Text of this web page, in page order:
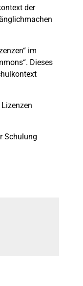
der
im
Dieses
Schulung